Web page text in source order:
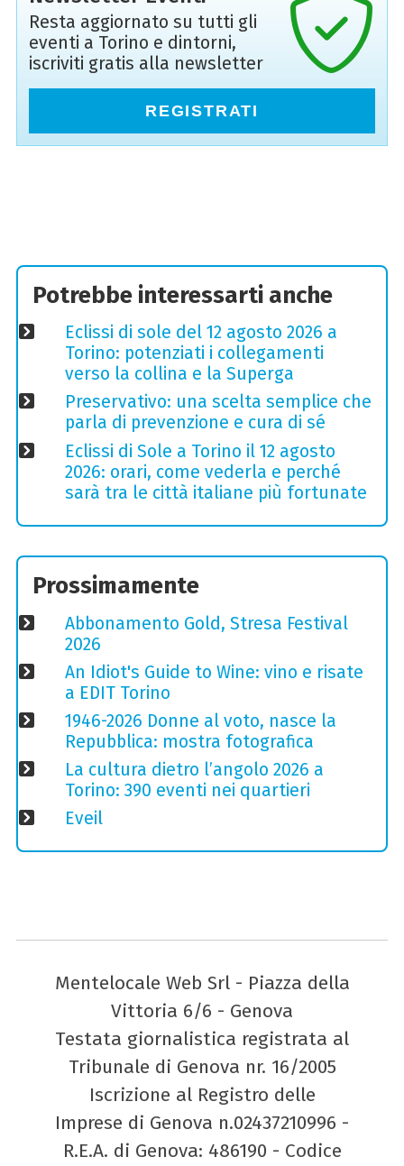
Resta aggiornato su tutti gli
eventi a Torino e dintorni,
iscriviti gratis alla newsletter
REGISTRATI
Potrebbe interessarti anche
Eclissi di sole del 12 agosto 2026 a
Torino: potenziati i collegamenti
verso la collina e la Superga
Preservativo: una scelta semplice che
parla di prevenzione e cura di sé
Eclissi di Sole a Torino il 12 agosto
2026: orari, come vederla e perché
sarà tra le città italiane più fortunate
Prossimamente
Abbonamento Gold, Stresa Festival
2026
An Idiot's Guide to Wine: vino e risate
a EDIT Torino
1946-2026 Donne al voto, nasce la
Repubblica: mostra fotografica
La cultura dietro l’angolo 2026 a
Torino: 390 eventi nei quartieri
Eveil
Mentelocale Web Srl - Piazza della
Vittoria 6/6 - Genova
Testata giornalistica registrata al
Tribunale di Genova nr. 16/2005
Iscrizione al Registro delle
Imprese di Genova n.02437210996 -
R.E.A. di Genova: 486190 - Codice